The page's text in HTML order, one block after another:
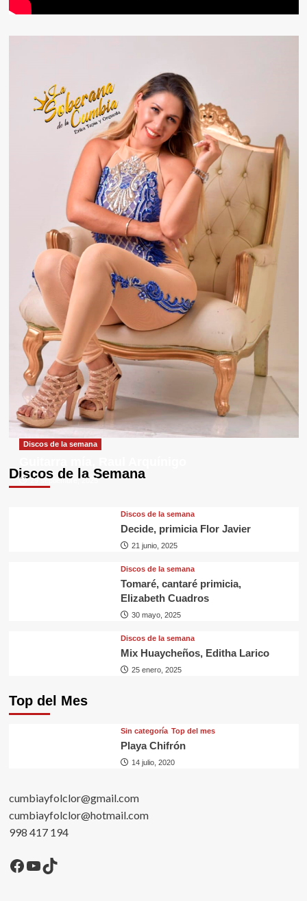
Discos de la Semana
Discos de la semana
29 septiembre, 2025
Discos de la semana
Decide, primicia Flor Javier
21 junio, 2025
Discos de la semana
Tomaré, cantaré primicia,
Elizabeth Cuadros
30 mayo, 2025
Discos de la semana
Mix Huaycheños, Editha Larico
25 enero, 2025
Top del Mes
Sin categorí­a Top del mes
Playa Chifrón
14 julio, 2020
cumbiayfolclor@gmail.com
cumbiayfolclor@hotmail.com
998 417 194
Facebook
YouTube
TikTok